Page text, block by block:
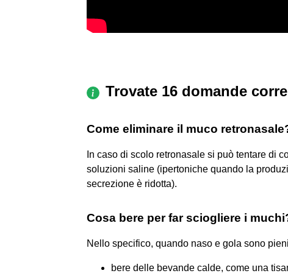
Trovate 16 domande
Come eliminare il muco
In caso di scolo retronasale si può tentare di
soluzioni saline (ipertoniche quando la
secrezione è ridotta).
Cosa bere per far sciogliere i
Nello specifico, quando naso e gola sono
bere delle bevande calde, come una